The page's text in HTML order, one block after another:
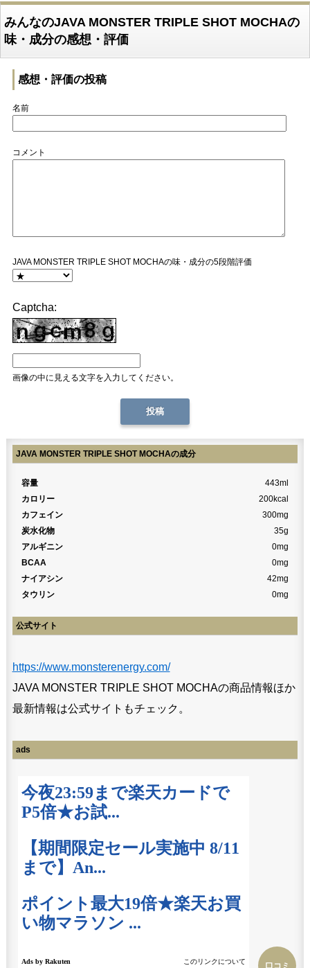
みんなのJAVA MONSTER TRIPLE SHOT MOCHAの
味・成分の感想・評価
感想・評価の投稿
名前
コメント
JAVA MONSTER TRIPLE SHOT MOCHAの味・成分の5段階評価
Captcha:
画像の中に見える文字を入力してください。
口コミ
JAVA MONSTER TRIPLE SHOT MOCHAの成分
容量
443ml
カロリー
200kcal
カフェイン
300mg
炭水化物
35g
アルギニン
0mg
BCAA
0mg
ナイアシン
42mg
タウリン
0mg
公式サイト
https://www.monsterenergy.com/
JAVA MONSTER TRIPLE SHOT MOCHAの商品情報ほか
最新情報は公式サイトもチェック。
ads